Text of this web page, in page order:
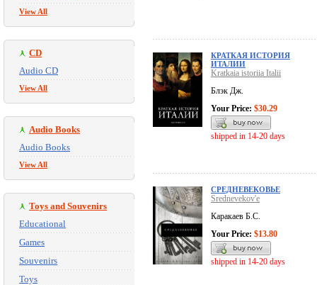
View All
CD
Audio CD
View All
Audio Books
Audio Books
View All
Toys and Souvenirs
Educational
Games
Souvenirs
Toys
КРАТКАЯ ИСТОРИЯ
ИТАЛИИ
Kratkaia istoriia Italii
Блэк Дж.
Your Price: $30.29
shipped in 14-20 days
СРЕДНЕВЕКОВЬЕ
Srednevekov'e
Каракаев Б.С.
Your Price: $13.80
shipped in 14-20 days